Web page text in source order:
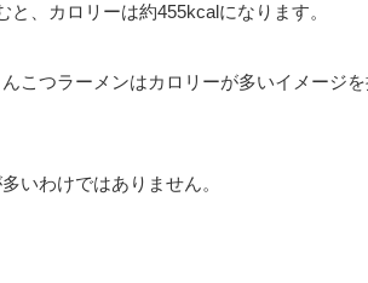
、カロリーは約455kcalになります。
こつラーメンはカロリーが多いイメージ
いわけではありません。